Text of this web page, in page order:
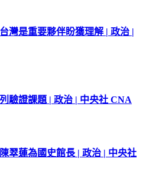
灣是重要夥伴盼獲理解 | 政治 |
驗證課題 | 政治 | 中央社 CNA
翠蓮為國史館長 | 政治 | 中央社